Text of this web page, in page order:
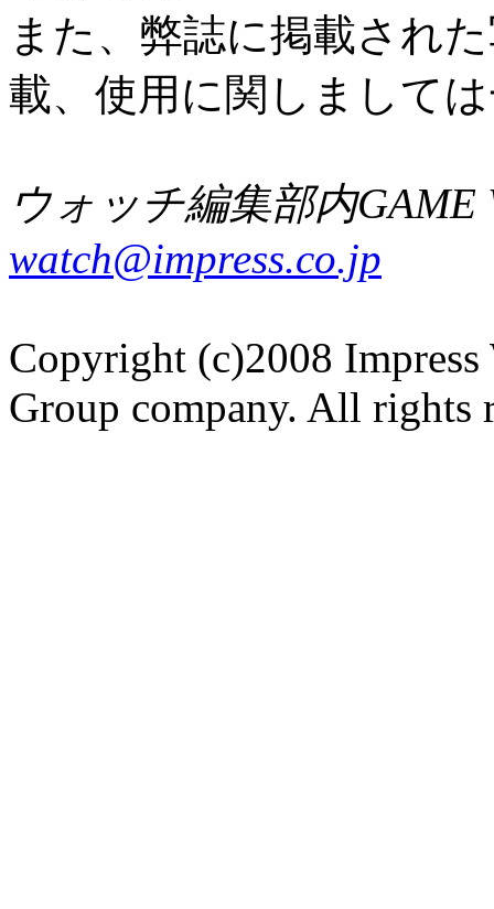
また、弊誌に掲載され
載、使用に関しまして
ウォッチ編集部内GAME
watch@impress.co.jp
Copyright (c)2008 Impress
Group company. All rights